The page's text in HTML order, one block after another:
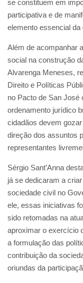
se constituem em
participativa e de
elemento essencial da
Além de acompanhar
social na construção
Alvarenga Meneses,
Direito e Políticas
no Pacto de San José
ordenamento jurídico
cidadãos devem
direção dos assuntos
representantes
Sérgio Sant’Anna
já se dedicaram a
sociedade civil no
ele, essas iniciativas
sido retomadas na
aproximar o exercício
a formulação das
contribuição da
oriundas da